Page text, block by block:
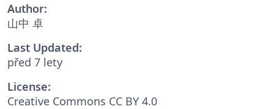
Author:
山中 卓
Last Updated:
před 7 lety
License:
Creative Commons CC BY 4.0